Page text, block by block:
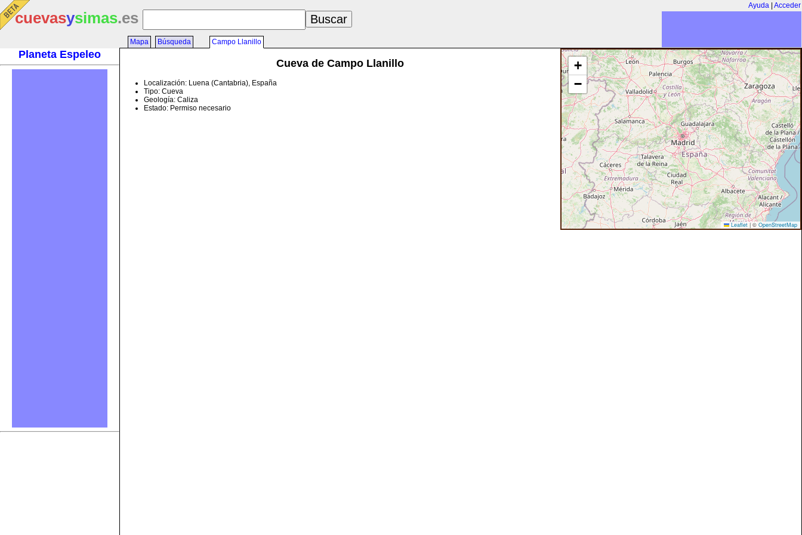
Ayuda Acceder
cuevasysimas.es
Planeta Espeleo
Mapa Búsqueda Campo Llanillo
+
−
Leaflet | © OpenStreetMap
Cueva de Campo Llanillo
Localización: Luena (Cantabria), España
Tipo: Cueva
Geología: Caliza
Estado: Permiso necesario